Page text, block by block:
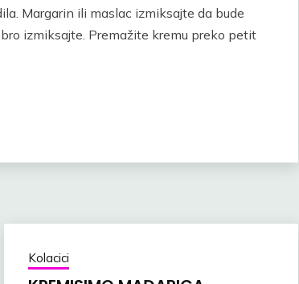
Margarin ili maslac izmiksajte da bude
izmiksajte. Premažite kremu preko petit
Kolacici